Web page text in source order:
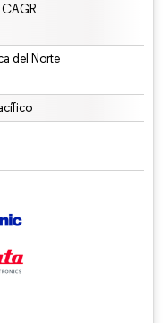
del Norte
atribución según CC BY 4.0.